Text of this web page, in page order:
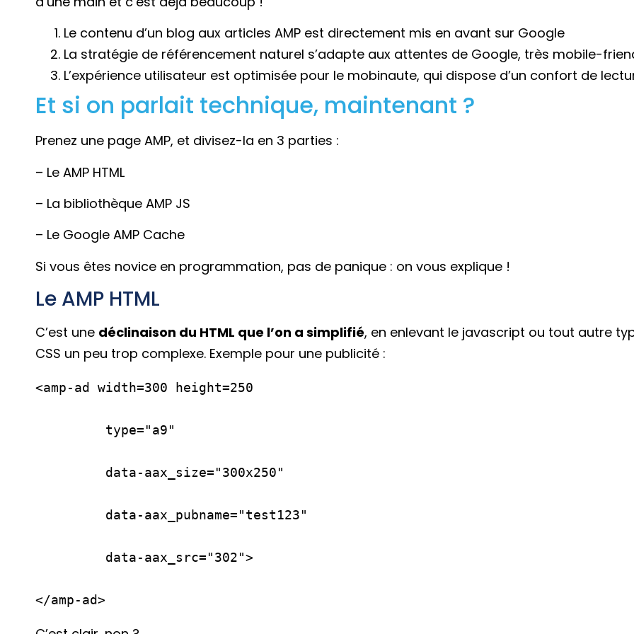
Le contenu d’un blog aux articles AMP est directement mis en avant sur Google
La stratégie de référencement naturel s’adapte aux attentes de Google, très mobile-
L’expérience utilisateur est optimisée pour le mobinaute, qui dispose d’un confort de
Et si on parlait technique, maintenant ?
Prenez une page AMP, et divisez-la en 3 parties :
– Le AMP HTML
– La bibliothèque AMP JS
– Le Google AMP Cache
Si vous êtes novice en programmation, pas de panique : on vous explique !
Le AMP HTML
C’est une déclinaison du HTML que l’on a simplifié, en enlevant le javascript ou tout autre
CSS un peu trop complexe. Exemple pour une publicité :
<amp-ad width=300 height=250
</amp-ad>